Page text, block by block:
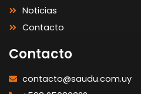
Noticias
Contacto
Contacto
contacto@saudu.com.uy